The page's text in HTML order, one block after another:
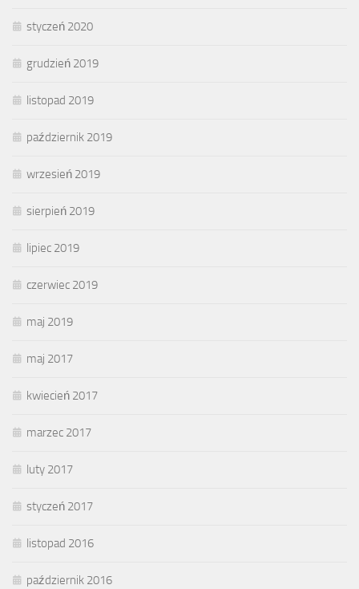
styczeń 2020
grudzień 2019
listopad 2019
październik 2019
wrzesień 2019
sierpień 2019
lipiec 2019
czerwiec 2019
maj 2019
maj 2017
kwiecień 2017
marzec 2017
luty 2017
styczeń 2017
listopad 2016
październik 2016